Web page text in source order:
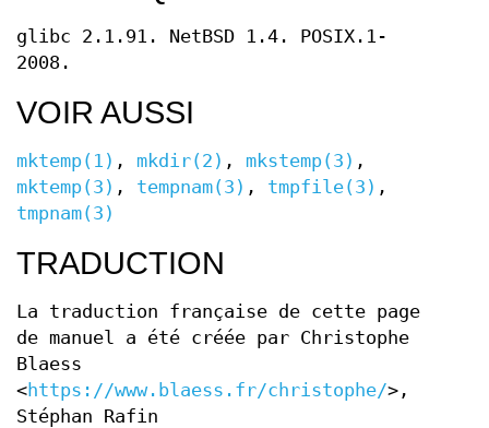
glibc 2.1.91. NetBSD 1.4. POSIX.1-
2008.
VOIR AUSSI
mktemp(1) , mkdir(2) , mkstemp(3) ,
mktemp(3) , tempnam(3) , tmpfile(3) ,
tmpnam(3)
TRADUCTION
La traduction française de cette page
de manuel a été créée par Christophe
Blaess
<https://www.blaess.fr/christophe/>,
Stéphan Rafin